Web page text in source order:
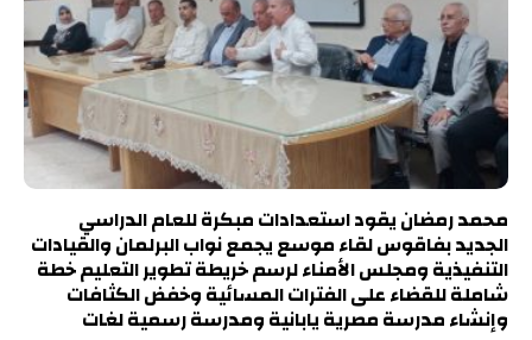
محمد رمضان يقود استعدادات مبكرة للعام الدراسي
الجديد بفاقوس لقاء موسع يجمع نواب البرلمان والقيادات
التنفيذية ومجلس الأمناء لرسم خريطة تطوير التعليم خطة
شاملة للقضاء على الفترات المسائية وخفض الكثافات
وإنشاء مدرسة مصرية يابانية ومدرسة رسمية لغات